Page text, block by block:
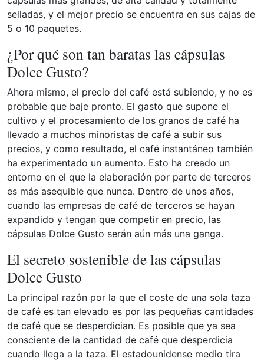
selladas, y el mejor precio se encuentra en sus cajas de
5 o 10 paquetes.
¿Por qué son tan baratas las cápsulas
Dolce Gusto?
Ahora mismo, el precio del café está subiendo, y no es
probable que baje pronto. El gasto que supone el
cultivo y el procesamiento de los granos de café ha
llevado a muchos minoristas de café a subir sus
precios, y como resultado, el café instantáneo también
ha experimentado un aumento. Esto ha creado un
entorno en el que la elaboración por parte de terceros
es más asequible que nunca. Dentro de unos años,
cuando las empresas de café de terceros se hayan
expandido y tengan que competir en precio, las
cápsulas Dolce Gusto serán aún más una ganga.
El secreto sostenible de las cápsulas
Dolce Gusto
La principal razón por la que el coste de una sola taza
de café es tan elevado es por las pequeñas cantidades
de café que se desperdician. Es posible que ya sea
consciente de la cantidad de café que desperdicia
cuando llega a la taza. El estadounidense medio tira